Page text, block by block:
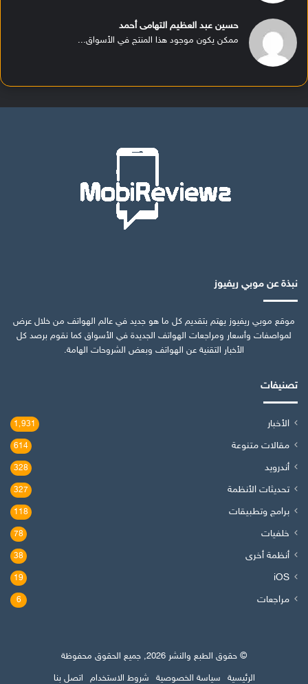
حسين عبد العظيم التهامى أحمد
ممكن يكون موجود هذا المنتج في الأسواق...
نبذة عن موبي ريفيوز
موقع موبي ريفيوز يهتم بتقديم كل ما هو جديد في عالم الهواتف من خلال عرض
لمواصفات وأسعار ومراجعات الهواتف الجديدة في الأسواق كما نقوم برصد كل
الأخبار التقنية عن الهواتف وبعض الشروحات الهامة.
تصنيفات
الأخبار 1٬931
مقالات متنوعة 614
أندرويد 328
تحديثات الأنظمة 327
برامج وتطبيقات 118
خلفيات 78
أنظمة أخرى 38
iOS
19
مراجعات 6
© حقوق الطبع والنشر 2026, جميع الحقوق محفوظة
الرئيسية
سياسة الخصوصية شروط الاستخدام اتصل بنا